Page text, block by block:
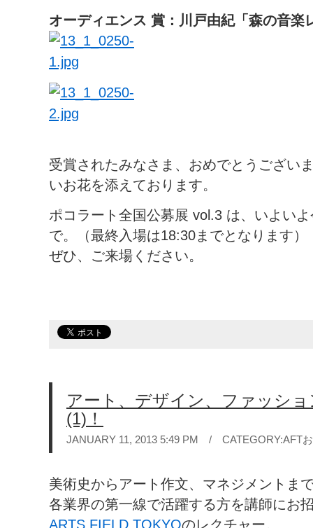
オーディエンス 賞：川戸由紀「森の音楽
受賞されたみなさま、おめでとうござい
いお花を添えております。
ポコラート全国公募展 vol.3 は、いよい
で。（最終入場は18:30までとなります）
ぜひ、ご来場ください。
アート、デザイン、ファッシ
(1)！
JANUARY 11, 2013 5:49 PM / CATEGORY:AFT
美術史からアート作文、マネジメントま
各業界の第一線で活躍する方を講師にお
ARTS FIELD TOKYOのレクチャー。